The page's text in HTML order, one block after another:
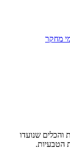
מחקר
והכלים שנועדו
הטבעיות.